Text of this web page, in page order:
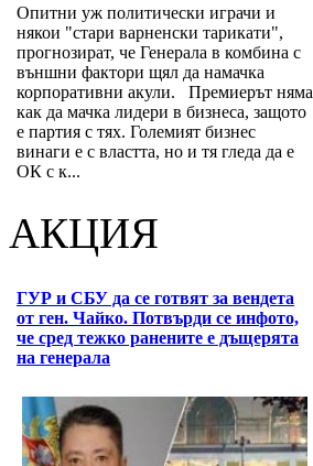
Опитни уж политически играчи и
някои "стари варненски тарикати",
прогнозират, че Генерала в комбина с
външни фактори щял да намачка
корпоративни акули. Премиерът няма
как да мачка лидери в бизнеса, защото
е партия с тях. Големият бизнес
винаги е с властта, но и тя гледа да е
ОК с к...
АКЦИЯ
ГУР и СБУ да се готвят за вендета
от ген. Чайко. Потвърди се инфото,
че сред тежко ранените е дъщерята
на генерала